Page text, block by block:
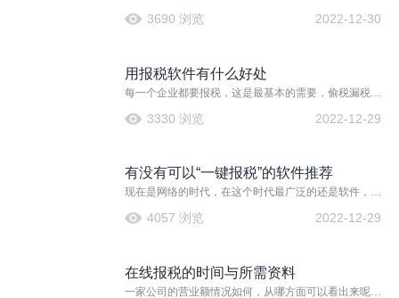
新成立公司，财务肯定是第一位的。正所谓完事开头
要花费时间和精力。正所谓完事开头难，但是只要做好
了基础工作，其他都将迎刃而解。
2022-12-30
3690 浏览
用报税软件有什么好处
每一个企业都要报税，这是最基本的需要，偷税漏税都
要提交报税的发票和一应的材料，以往报税都是采用纸
是使用报税软件来解决，那么用报税软件有什么好处
呢？
2022-12-29
3330 浏览
有没有可以“一键报税”的软件推荐
现在是网络的时代，在这个时代最广泛的还是软件，各
报税软件就是现在最常用的一种软件，而且也是企业最
2022-12-29
4057 浏览
在线报税的时间与所需资料
一家公司的营业额情况如何，从哪方面可以看出来呢？